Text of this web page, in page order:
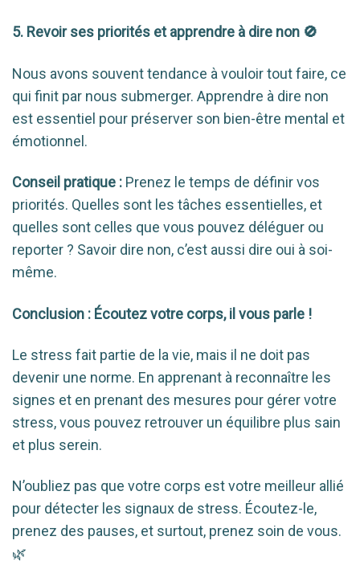
5. Revoir ses priorités et apprendre à dire non 🚫
Nous avons souvent tendance à vouloir tout faire, ce
qui finit par nous submerger. Apprendre à dire non
est essentiel pour préserver son bien-être mental et
émotionnel.
Conseil pratique : Prenez le temps de définir vos
priorités. Quelles sont les tâches essentielles, et
quelles sont celles que vous pouvez déléguer ou
reporter ? Savoir dire non, c’est aussi dire oui à soi-
même.
Conclusion : Écoutez votre corps, il vous parle !
Le stress fait partie de la vie, mais il ne doit pas
devenir une norme. En apprenant à reconnaître les
signes et en prenant des mesures pour gérer votre
stress, vous pouvez retrouver un équilibre plus sain
et plus serein.
N’oubliez pas que votre corps est votre meilleur allié
pour détecter les signaux de stress. Écoutez-le,
prenez des pauses, et surtout, prenez soin de vous.
🌿